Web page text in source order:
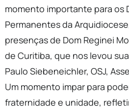
momento importante para os
Permanentes da
presenças de Dom Reginei
de Curitiba, que nos levou
Paulo Siebeneichler, OSJ,
Um momento impar para
fraternidade e unidade,